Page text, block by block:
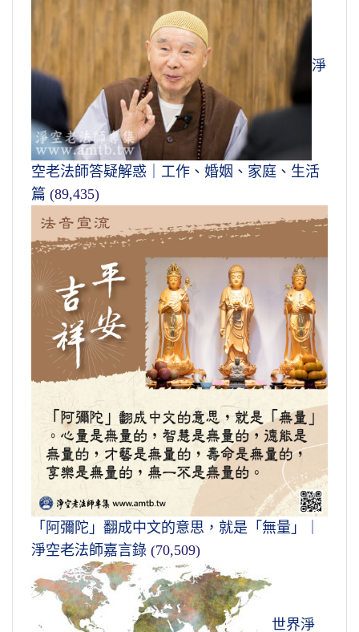
淨
空老法師答疑解惑｜工作、婚姻、家庭、生活
篇 (89,435)
「阿彌陀」翻成中文的意思，就是「無量」｜
淨空老法師嘉言錄 (70,509)
世界淨